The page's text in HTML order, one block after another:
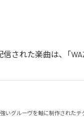
された楽曲は、「
いグルーヴを軸に制作されたテ